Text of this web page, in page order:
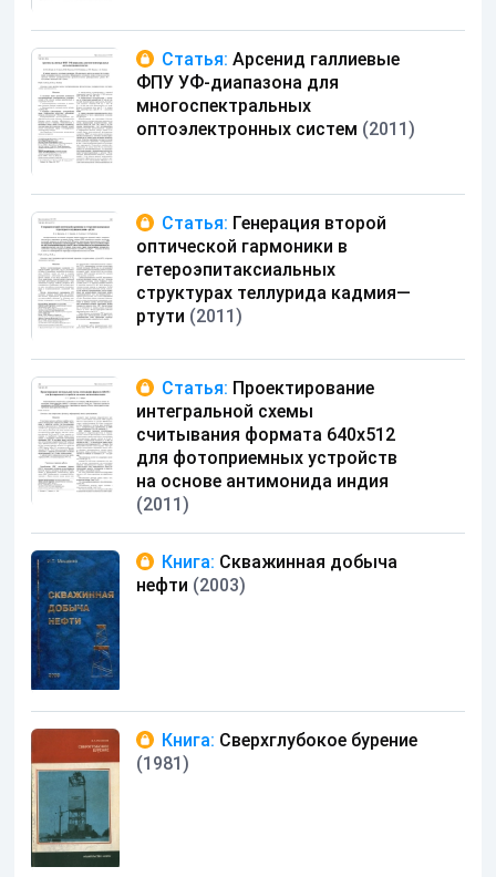
Статья: Арсенид галлиевые
ФПУ УФ-диапазона для
многоспектральных
оптоэлектронных систем (2011)
Статья: Генерация второй
оптической гармоники в
гетероэпитаксиальных
структурах теллурида кадмия—
ртути (2011)
Статья: Проектирование
интегральной схемы
считывания формата 640x512
для фотоприемных устройств
на основе антимонида индия
(2011)
Книга: Скважинная добыча
нефти (2003)
Книга: Сверхглубокое бурение
(1981)